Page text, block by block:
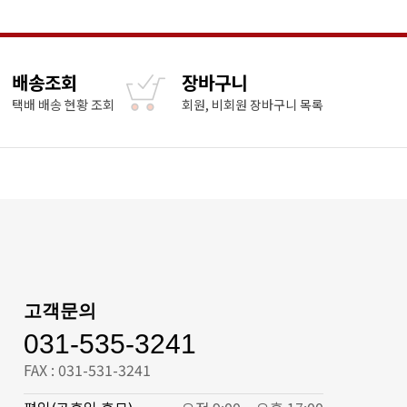
배송조회
택배 배송 현황 조회
장바구니
회원, 비회원 장바구니 목록
고객문의
031-535-3241
FAX : 031-531-3241